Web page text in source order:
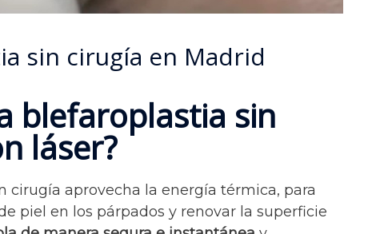
sin cirugía en Madrid
blefaroplastia sin
láser?
cirugía aprovecha la energía térmica, para
piel en los párpados y renovar la superficie